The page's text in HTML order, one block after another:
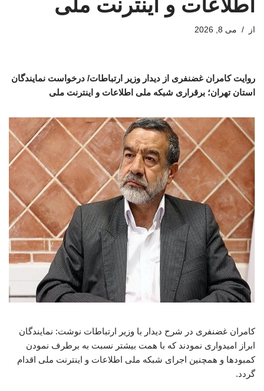
اطلاعات و اینترنت ملی
از می 8, 2026
روایت کامران غضنفری از دیدار وزیر ارتباطات/ درخواست نمایندگان
استان تهران؛ برقراری شبکه ملی اطلاعات و اینترنت ملی
کامران غضنفری در شرح دیدار با وزیر ارتباطات نوشت: نمایندگان
ابراز امیدواری نمودند که با همت بیشتر نسبت به برطرف نمودن
کمبودها و همچنین اجرای شبکه ملی اطلاعات و اینترنت ملی اقدام
گردد.